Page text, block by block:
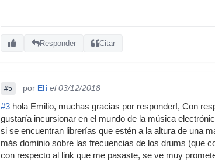
Responder Citar
#5 por Eli el 03/12/2018
#3 hola Emilio, muchas gracias por responder!, Con
gustaría incursionar en el mundo de la música
si se encuentran librerías que estén a la altura de una
más dominio sobre las frecuencias de los drums (que
con respecto al link que me pasaste, se ve muy